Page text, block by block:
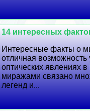
14 интересных
Интересные факты о
отличная возможность
оптических явлениях
миражами связано
легенд и...